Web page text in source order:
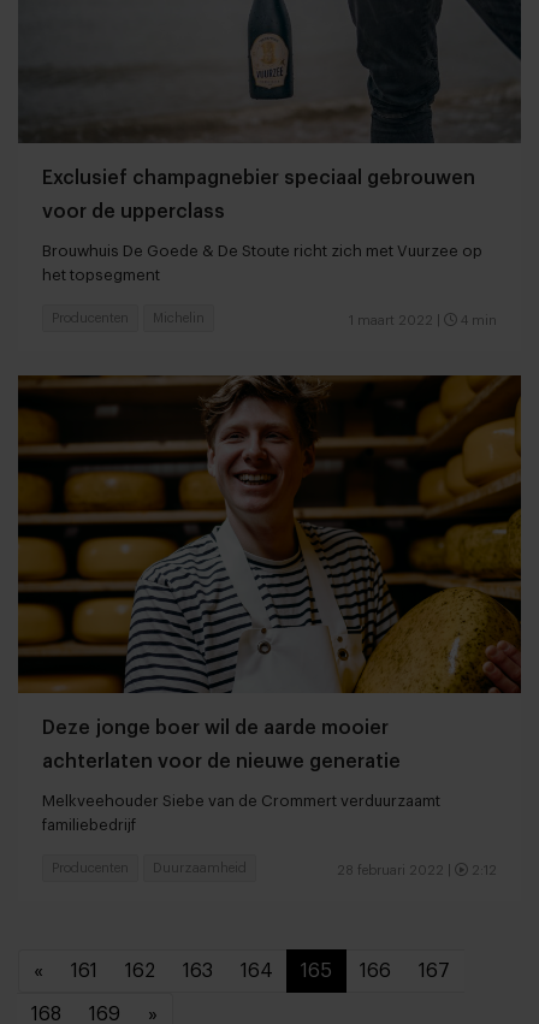
Exclusief champagnebier speciaal gebrouwen
voor de upperclass
Brouwhuis De Goede & De Stoute richt zich met Vuurzee op
het topsegment
1 maart 2022 4 min
Producenten Michelin
Deze jonge boer wil de aarde mooier
achterlaten voor de nieuwe generatie
Melkveehouder Siebe van de Crommert verduurzaamt
familiebedrijf
28 februari 2022 2:12
Producenten Duurzaamheid
« 161 162 163 164 165 166 167
168 169 »